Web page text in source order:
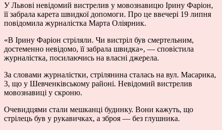
У Львові невідомий вистрелив у мовознавицю Ірину Фаріон,
її забрала карета швидкої допомоги. Про це ввечері 19 липня
повідомила журналістка Марта Оліярник.
«В Ірину Фаріон стріляли. Чи вистріл був смертельним,
достеменно невідомо, її забрала швидка», — сповістила
журналістка, посилаючись на власні джерела.
За словами журналістки, стрілянина сталась на вул. Масарика,
3, що у Шевченківському районі. Невідомий вистрелив
мовознавиці у скроню.
Очевидцями стали мешканці будинку. Вони кажуть, що
стрілець був у рукавичках, а зброя — без глушника.